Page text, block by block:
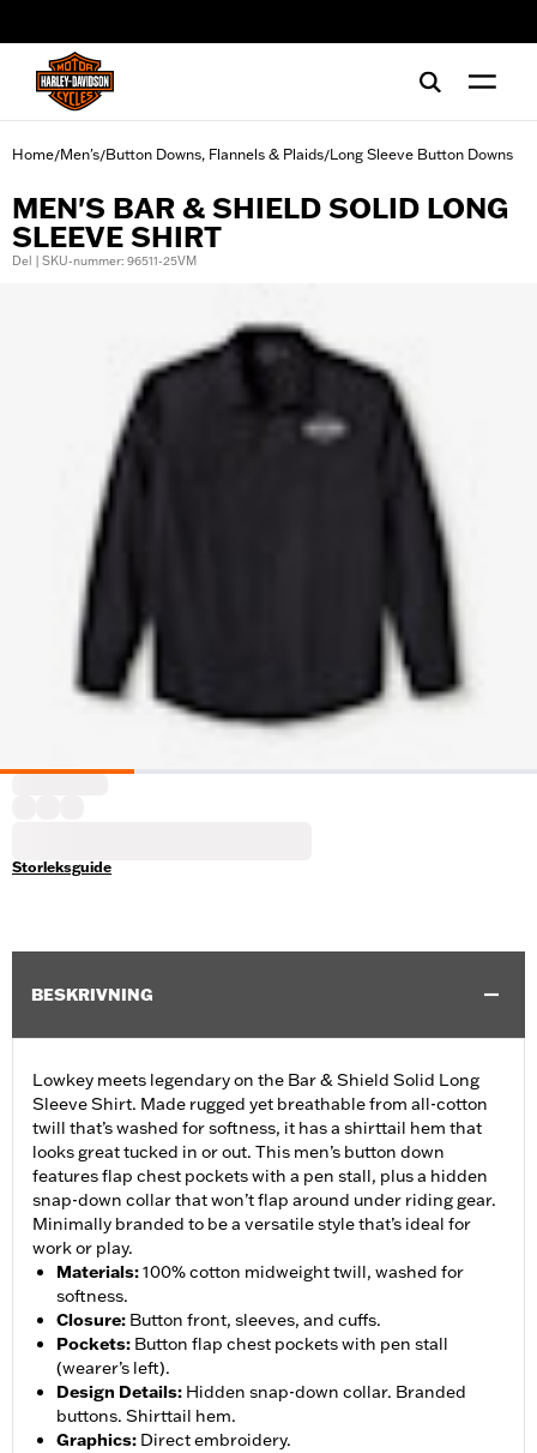
Home/Men's/Button Downs, Flannels & Plaids/Long Sleeve Button Downs
MEN'S BAR & SHIELD SOLID LONG
SLEEVE SHIRT
Del | SKU-nummer: 96511-25VM
Storleksguide
BESKRIVNING
Lowkey meets legendary on the Bar & Shield Solid Long
Sleeve Shirt. Made rugged yet breathable from all-cotton
twill that’s washed for softness, it has a shirttail hem that
looks great tucked in or out. This men’s button down
features flap chest pockets with a pen stall, plus a hidden
snap-down collar that won’t flap around under riding gear.
Minimally branded to be a versatile style that’s ideal for
work or play.
Materials:100% cotton midweight twill, washed for
softness.
Closure: Button front, sleeves, and cuffs.
Pockets: Button flap chest pockets with pen stall
(wearer’s left).
Design Details: Hidden snap-down collar. Branded
buttons. Shirttail hem.
Graphics: Direct embroidery.